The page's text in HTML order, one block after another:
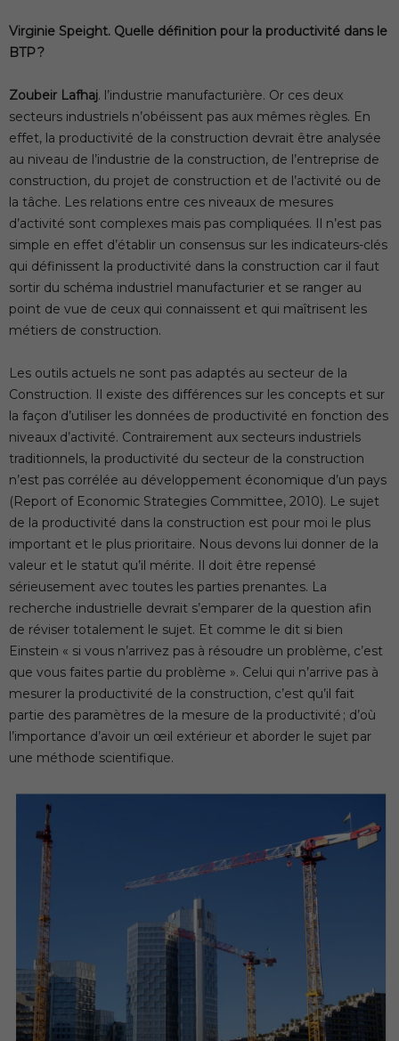
Virginie Speight. Quelle définition pour la productivité dans le
BTP ?
Zoubeir Lafhaj. l’industrie manufacturière. Or ces deux
secteurs industriels n’obéissent pas aux mêmes règles. En
effet, la productivité de la construction devrait être analysée
au niveau de l’industrie de la construction, de l’entreprise de
construction, du projet de construction et de l’activité ou de
la tâche. Les relations entre ces niveaux de mesures
d’activité sont complexes mais pas compliquées. Il n’est pas
simple en effet d’établir un consensus sur les indicateurs-clés
qui définissent la productivité dans la construction car il faut
sortir du schéma industriel manufacturier et se ranger au
point de vue de ceux qui connaissent et qui maîtrisent les
métiers de construction.
Les outils actuels ne sont pas adaptés au secteur de la
Construction. Il existe des différences sur les concepts et sur
la façon d’utiliser les données de productivité en fonction des
niveaux d’activité. Contrairement aux secteurs industriels
traditionnels, la productivité du secteur de la construction
n’est pas corrélée au développement économique d’un pays
(Report of Economic Strategies Committee, 2010). Le sujet
de la productivité dans la construction est pour moi le plus
important et le plus prioritaire. Nous devons lui donner de la
valeur et le statut qu’il mérite. Il doit être repensé
sérieusement avec toutes les parties prenantes. La
recherche industrielle devrait s’emparer de la question afin
de réviser totalement le sujet. Et comme le dit si bien
Einstein « si vous n’arrivez pas à résoudre un problème, c’est
que vous faites partie du problème ». Celui qui n’arrive pas à
mesurer la productivité de la construction, c’est qu’il fait
partie des paramètres de la mesure de la productivité ; d’où
l’importance d’avoir un œil extérieur et aborder le sujet par
une méthode scientifique.